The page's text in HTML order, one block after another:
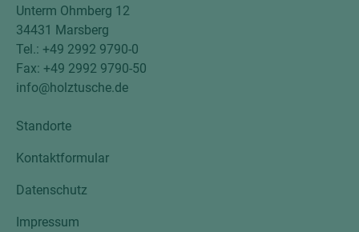
Unterm Ohmberg 12
34431 Marsberg
Tel.: +49 2992 9790-0
Fax: +49 2992 9790-50
info@holztusche.de
Standorte
Kontaktformular
Datenschutz
Impressum